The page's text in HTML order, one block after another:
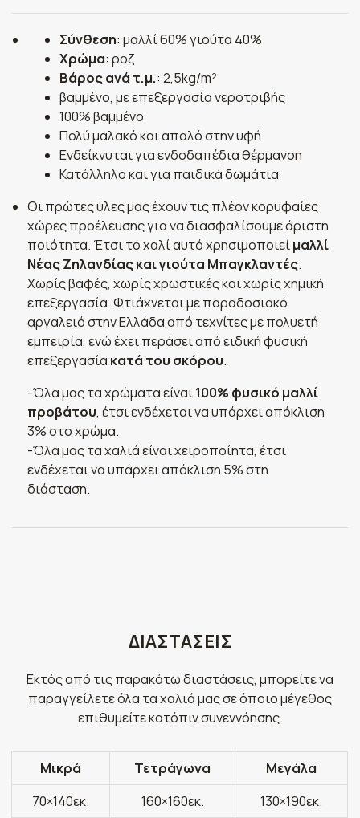
Σύνθεση: μαλλί 60% γιούτα 40%
Χρώμα: ροζ
Βάρος ανά τ.μ.: 2,5kg/m²
βαμμένο, με επεξεργασία νεροτριβής
100% βαμμένο
Πολύ μαλακό και απαλό στην υφή
Ενδείκνυται για ενδοδαπέδια θέρμανση
Κατάλληλο και για παιδικά δωμάτια
Οι πρώτες ύλες μας έχουν τις πλέον κορυφαίες
χώρες προέλευσης για να διασφαλίσουμε άριστη
ποιότητα. Έτσι το χαλί αυτό χρησιμοποιείμαλλί
Νέας Ζηλανδίας και γιούτα Μπαγκλαντές.
Χωρίς βαφές, χωρίς χρωστικές και χωρίς χημική
επεξεργασία. Φτιάχνεται με παραδοσιακό
αργαλειό στην Ελλάδα από τεχνίτες με πολυετή
εμπειρία, ενώ έχει περάσει από ειδική φυσική
επεξεργασία κατά του σκόρου.
-Όλα μας τα χρώματα είναι100% φυσικό μαλλί
προβάτου, έτσι ενδέχεται να υπάρχει απόκλιση
3% στο χρώμα.
-Όλα μας τα χαλιά είναι χειροποίητα, έτσι
ενδέχεται να υπάρχει απόκλιση 5% στη
διάσταση.
ΔΙΑΣΤΑΣΕΙΣ
Εκτός από τις παρακάτω διαστάσεις, μπορείτε να
παραγγείλετε όλα τα χαλιά μας σε όποιο μέγεθος
επιθυμείτε κατόπιν συνεννόησης.
Μικρά Τετράγωνα
Μεγάλα
70×140εκ.
160×160εκ. 130×190εκ.